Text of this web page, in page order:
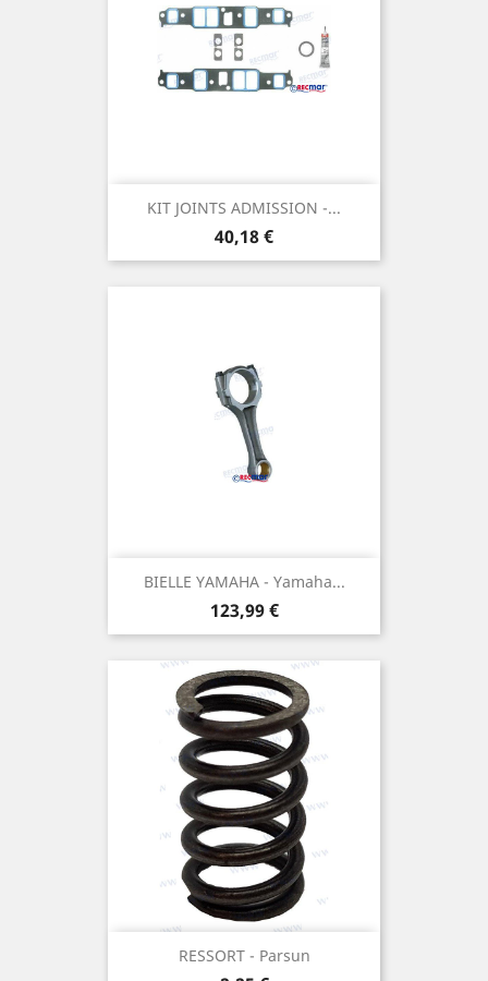
KIT JOINTS ADMISSION -...
Prix
40,18 €
BIELLE YAMAHA - Yamaha...
Prix
123,99 €
RESSORT - Parsun